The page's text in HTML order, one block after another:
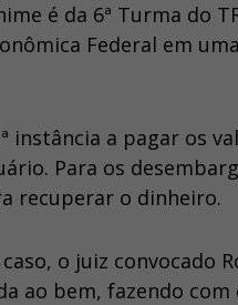
é da 6ª Turma do
Federal em
instância a pagar os
Para os
recuperar o dinheiro.
o juiz convocado
ao bem, fazendo